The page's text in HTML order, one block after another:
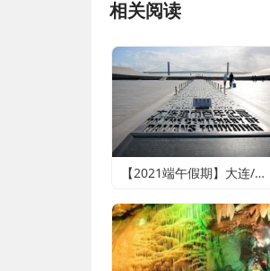
相关阅读
【2021端午假期】大连/魅力旅顺/情迷威尼斯纯玩双船四日游